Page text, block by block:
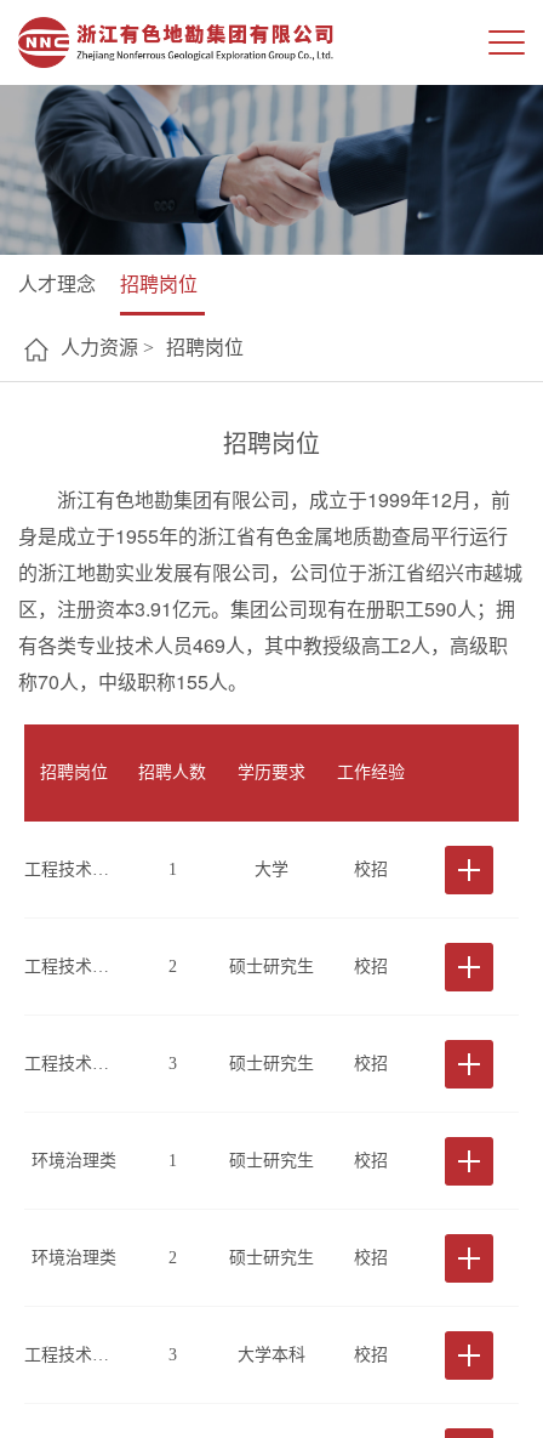
人才理念 招聘岗位
人力资源 > 招聘岗位
招聘岗位
浙江有色地勘集团有限公司，成立于1999年12月，前
身是成立于1955年的浙江省有色金属地质勘查局平行运行
的浙江地勘实业发展有限公司，公司位于浙江省绍兴市越城
区，注册资本3.91亿元。集团公司现有在册职工590人；拥
有各类专业技术人员469人，其中教授级高工2人，高级职
称70人，中级职称155人。
招聘岗位 招聘人数 学历要求 工作经验
1 大学 校招
2 硕士研究生 校招
3 硕士研究生 校招
环境治理类 1 硕士研究生 校招
环境治理类 2 硕士研究生 校招
3 大学本科 校招